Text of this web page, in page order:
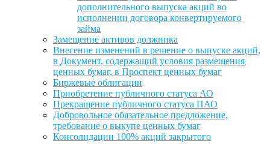
дополнительного выпуска акций во
исполнении договора конвертируемого
займа
Замещение активов должника
Внесение изменений в решение о выпуске акций,
в Документ, содержащий условия размещения
ценных бумаг, в Проспект ценных бумаг
Биржевые облигации
Приобретение публичного статуса АО
Прекращение публичного статуса ПАО
Добровольное обязательное предложение,
требование о выкупе ценных бумаг
Консолидации 100% акций закрытого